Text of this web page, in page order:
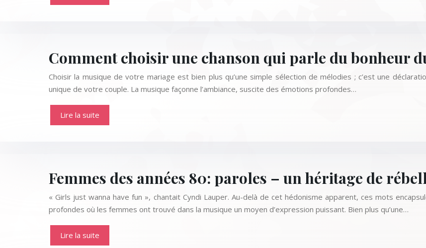
Comment choisir une chanson qui parle du bonheur
Choisir la musique de votre mariage est bien plus qu’une simple sélection de mélodies ; c’est une
unique de votre couple. La musique façonne l’ambiance, suscite des émotions profondes…
Lire la suite
Femmes des années 80: paroles – un héritage de
« Girls just wanna have fun », chantait Cyndi Lauper. Au-delà de cet hédonisme apparent, ces mots
profondes où les femmes ont trouvé dans la musique un moyen d’expression puissant. Bien plus qu’une…
Lire la suite